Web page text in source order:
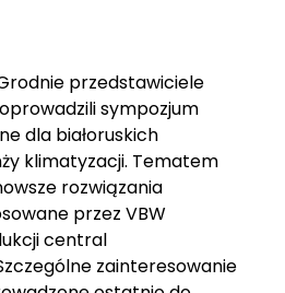
przedstawiciele
sympozjum
dla białoruskich
klimatyzacji. Tematem
rozwiązania
przez VBW
central
zainteresowanie